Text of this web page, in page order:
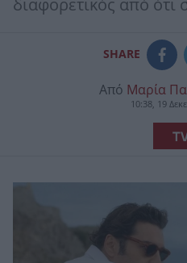
διαφορετικός από ότι
SHARE
Από Μαρία
10:38, 19